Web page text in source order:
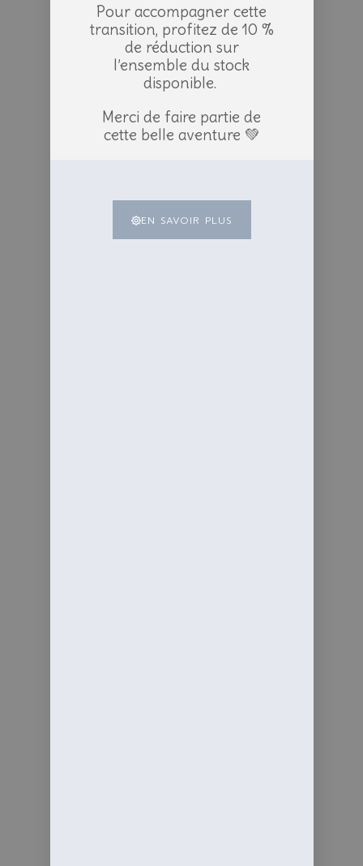
Pour accompagner cette
transition, profitez de 10 %
de réduction sur
l’ensemble du stock
disponible.
Merci de faire partie de
cette belle aventure 💚
EN SAVOIR PLUS